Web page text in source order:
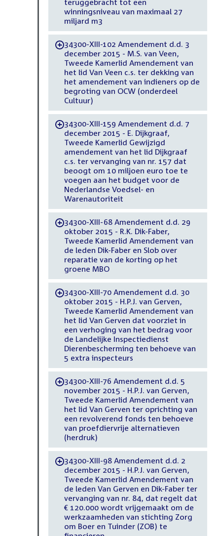
teruggebracht tot een
winningsniveau van maximaal 27
miljard m3
-34300-XIII-102 Amendement d.d. 3
december 2015 - M.S. van Veen,
Tweede Kamerlid Amendement van
het lid Van Veen c.s. ter dekking van
het amendement van indieners op de
begroting van OCW (onderdeel
Cultuur)
-34300-XIII-159 Amendement d.d. 7
december 2015 - E. Dijkgraaf,
Tweede Kamerlid Gewijzigd
amendement van het lid Dijkgraaf
c.s. ter vervanging van nr. 157 dat
beoogt om 10 miljoen euro toe te
voegen aan het budget voor de
Nederlandse Voedsel- en
Warenautoriteit
-34300-XIII-68 Amendement d.d. 29
oktober 2015 - R.K. Dik-Faber,
Tweede Kamerlid Amendement van
de leden Dik-Faber en Slob over
reparatie van de korting op het
groene MBO
-34300-XIII-70 Amendement d.d. 30
oktober 2015 - H.P.J. van Gerven,
Tweede Kamerlid Amendement van
het lid Van Gerven dat voorziet in
een verhoging van het bedrag voor
de Landelijke Inspectiedienst
Dierenbescherming ten behoeve van
5 extra inspecteurs
-34300-XIII-76 Amendement d.d. 5
november 2015 - H.P.J. van Gerven,
Tweede Kamerlid Amendement van
het lid Van Gerven ter oprichting van
een revolverend fonds ten behoeve
van proefdiervrije alternatieven
(herdruk)
-34300-XIII-98 Amendement d.d. 2
december 2015 - H.P.J. van Gerven,
Tweede Kamerlid Amendement van
de leden Van Gerven en Dik-Faber ter
vervanging van nr. 84, dat regelt dat
€ 120.000 wordt vrijgemaakt om de
werkzaamheden van stichting Zorg
om Boer en Tuinder (ZOB) te